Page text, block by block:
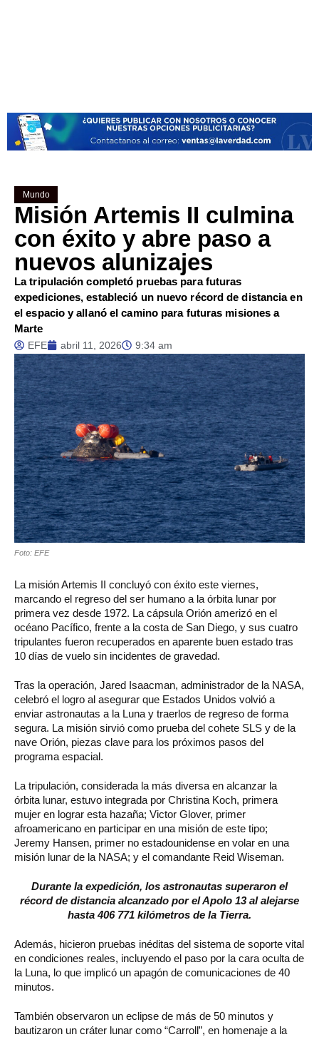
Mundo
Misión Artemis II culmina
con éxito y abre paso a
nuevos alunizajes
La tripulación completó pruebas para futuras
expediciones, estableció un nuevo récord de distancia en
el espacio y allanó el camino para futuras misiones a
Marte
EFE abril 11, 2026 9:34 am
Foto: EFE
La misiónArtemis II concluyó con éxito este viernes,
marcando el regreso del ser humano a la órbita lunar por
primera vez desde 1972. La cápsula Orión amerizó en el
océano Pacífico, frente a la costa de San Diego, y sus cuatro
tripulantes fueron recuperados en aparente buen estado tras
10 días de vuelo sin incidentes de gravedad.
Tras la operación, Jared Isaacman, administrador de la NASA,
celebró el logro al asegurar que Estados Unidos volvió a
enviar astronautas a la Luna y traerlos de regreso de forma
segura. La misión sirvió como prueba del cohete SLS y de la
nave Orión, piezas clave para los próximos pasos del
programa espacial.
La tripulación, considerada la más diversa en alcanzar la
órbita lunar, estuvo integrada por Christina Koch, primera
mujer en lograr esta hazaña; Victor Glover, primer
afroamericano en participar en una misión de este tipo;
Jeremy Hansen, primer no estadounidense en volar en una
misión lunar de la NASA; y el comandante Reid Wiseman.
Durante la expedición, los astronautas superaron el
récord de distancia alcanzado por elApolo 13al alejarse
hasta 406 771 kilómetros de la Tierra.
Además, hicieron pruebas inéditas del sistema de soporte vital
en condiciones reales, incluyendo el paso por la cara oculta de
la Luna, lo que implicó un apagón de comunicaciones de 40
minutos.
También observaron un eclipse de más de 50 minutos y
bautizaron un cráter lunar como “Carroll”, en homenaje a la